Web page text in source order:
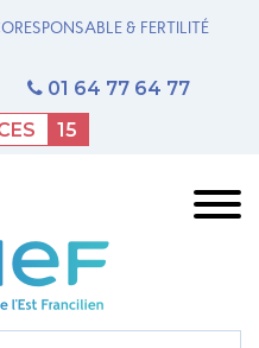
& FERTILITÉ
01 64 77 64 77
15